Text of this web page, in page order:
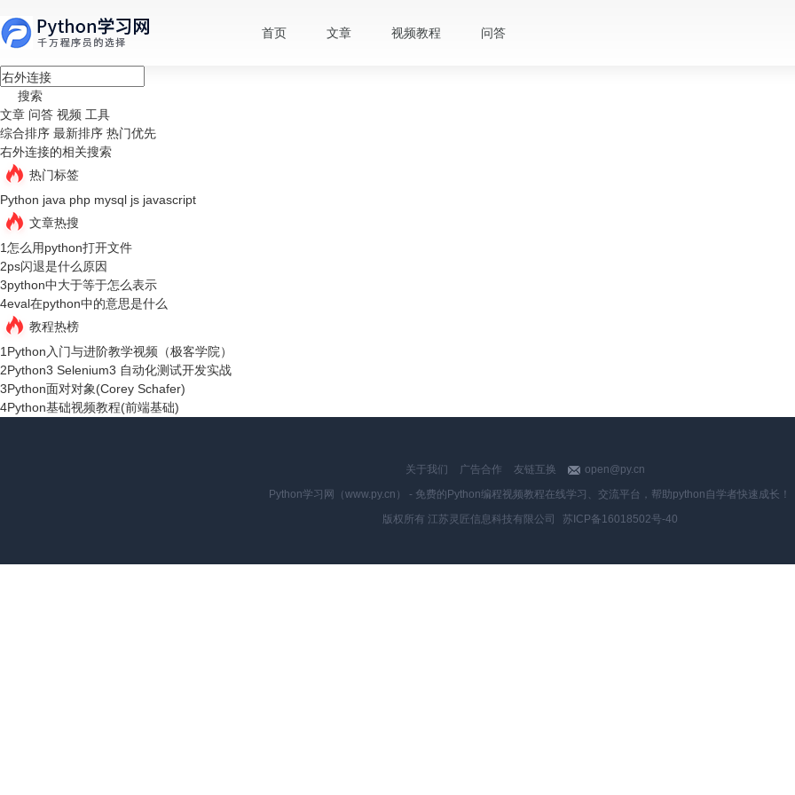
首页 文章 视频教程 问答
搜索
文章 问答 视频 工具
综合排序 最新排序 热门优先
右外连接的相关搜索
热门标签
Python java php mysql js javascript
文章热搜
1怎么用python打开文件
2ps闪退是什么原因
3python中大于等于怎么表示
4eval在python中的意思是什么
教程热榜
1Python入门与进阶教学视频（极客学院）
2Python3 Selenium3 自动化测试开发实战
3Python面对对象(Corey Schafer)
4Python基础视频教程(前端基础)
关于我们 广告合作 友链互换
open@py.cn
Python学习网（www.py.cn） - 免费的Python编程视频教程在线学习、交流平台，帮助python自学者快速成长！
版权所有 江苏灵匠信息科技有限公司
苏ICP备16018502号-40